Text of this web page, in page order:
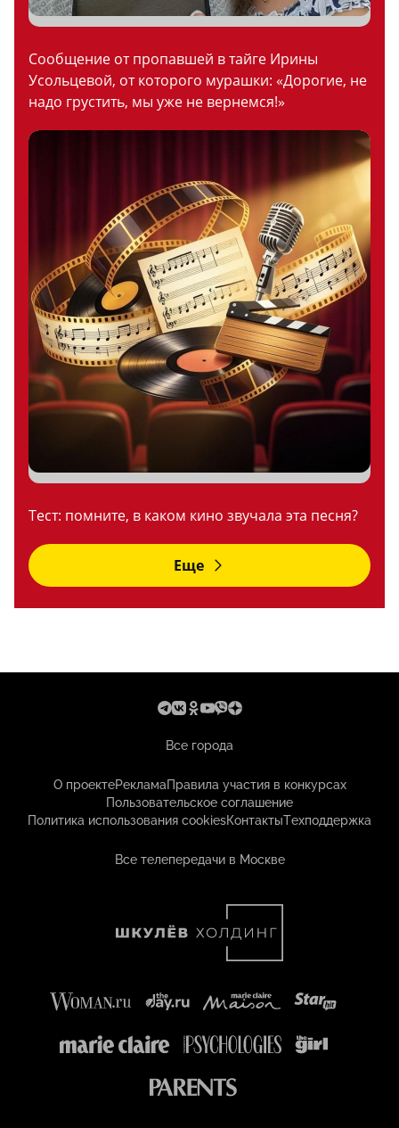
Сообщение от пропавшей в тайге Ирины
Усольцевой, от которого мурашки: «Дорогие, не
надо грустить, мы уже не вернемся!»
Тест: помните, в каком кино звучала эта песня?
Еще
Все города
О проектеРекламаПравила участия в конкурсах
Пользовательское соглашение
Политика использования cookiesКонтактыТехподдержка
Все телепередачи в Москве